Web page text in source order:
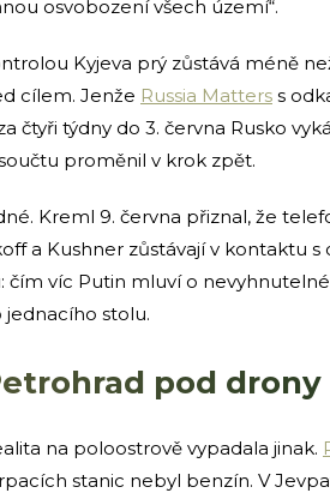
osvobození všech území“.
Kyjeva prý zůstává méně
cílem. Jenže Russia Matters s
čtyři týdny do 3. června Rusko
proměnil v krok zpět.
Kreml 9. června přiznal, že
a Kushner zůstávají v kontaktu s
čím víc Putin mluví o
stolu.
pod drony
na poloostrově vypadala jinak.
stanic nebyl benzín. V